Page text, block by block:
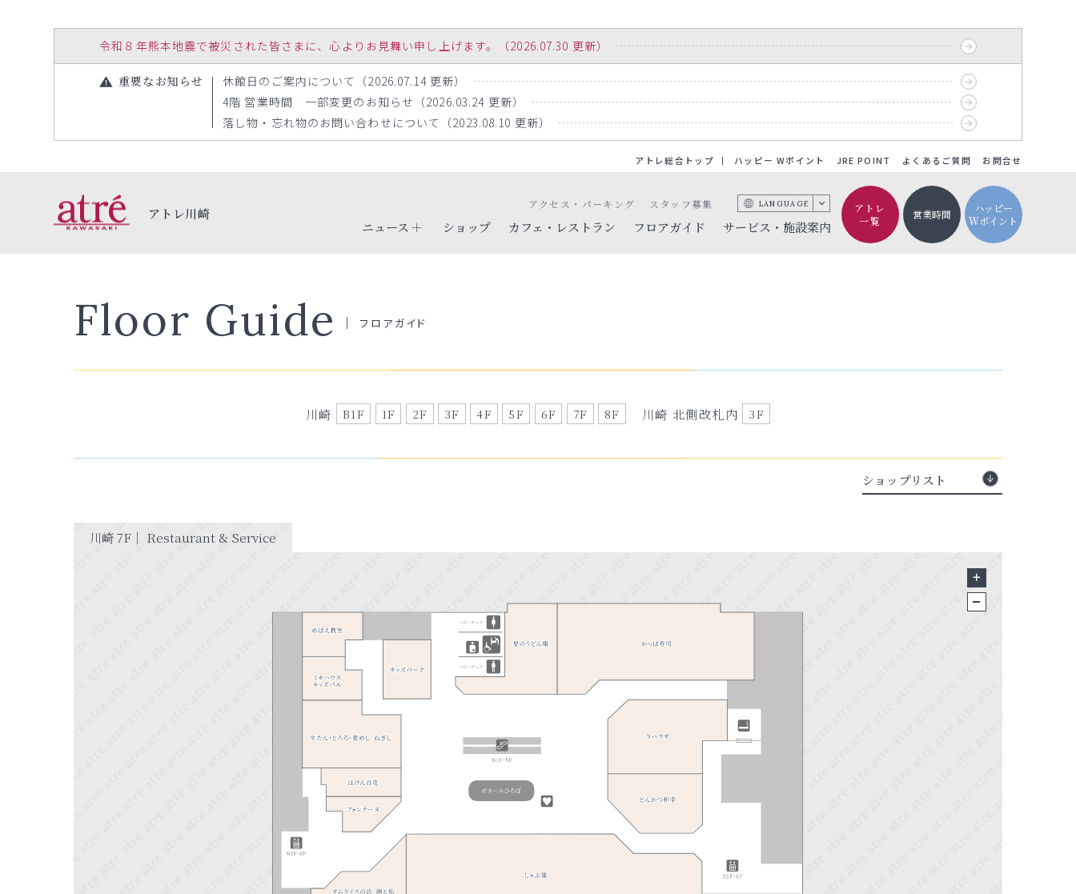
令和８年熊本地震で被災された皆さまに、心よりお見舞い申し上げます。（2026.07.30 更新）
重要なお知らせ
休館日のご案内について（2026.07.14 更新）
4階 営業時間 一部変更のお知らせ（2026.03.24 更新）
落し物・忘れ物のお問い合わせについて（2023.08.10 更新）
アトレ総合トップ ハッピー Wポイント JRE POINT よくあるご質問 お問合せ
アトレ川崎
ニュース
ショップ カフェ・レストラン フロアガイド サービス・施設案内
アクセス・パーキング スタッフ募集 LANGUAGE
アトレ
一覧
営業時間
ハッピー
Wポイント
Floor Guide フロアガイド
川崎 B1F 1F 2F 3F 4F 5F 6F 7F 8F 川崎 北側改札内 3F
ショップリスト
川崎 7F｜ Restaurant & Service